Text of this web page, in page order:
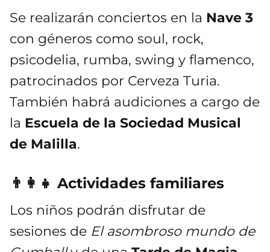
Se realizarán conciertos en la Nave 3
con géneros como soul, rock,
psicodelia, rumba, swing y flamenco,
patrocinados por Cerveza Turia.
También habrá audiciones a cargo de
la Escuela de la Sociedad Musical
de Malilla.
👨‍👩‍👧 Actividades familiares
Los niños podrán disfrutar de
sesiones de El asombroso mundo de